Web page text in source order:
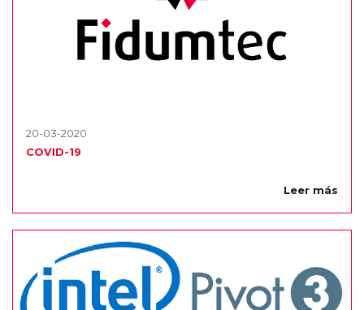
20-03-2020
COVID-19
Leer más